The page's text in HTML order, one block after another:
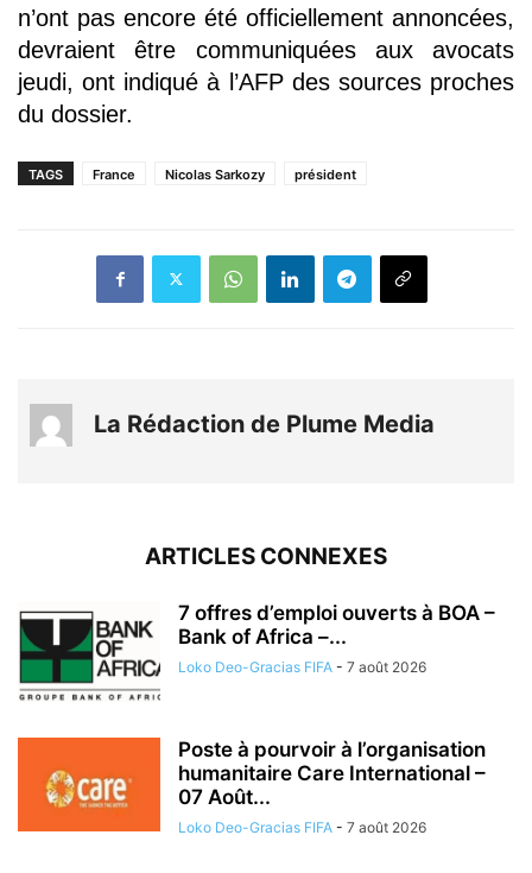
n’ont pas encore été officiellement annoncées,
devraient être communiquées aux avocats
jeudi, ont indiqué à l’AFP des sources proches
du dossier.
TAGS France Nicolas Sarkozy président
La Rédaction de Plume Media
ARTICLES CONNEXES
7 offres d’emploi ouverts à BOA –
Bank of Africa –...
Loko Deo-Gracias FIFA - 7 août 2026
Poste à pourvoir à l’organisation
humanitaire Care International –
07 Août...
Loko Deo-Gracias FIFA - 7 août 2026